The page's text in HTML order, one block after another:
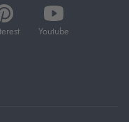
öffnet
in
Youtube
öffnet
in